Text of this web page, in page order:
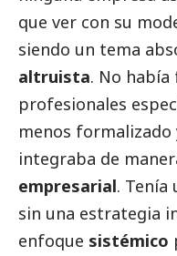
que ver con su
siendo un tema
altruista. No
profesionales
menos formalizado
integraba de
empresarial. Tenía
sin una estrategia
enfoque sistémico